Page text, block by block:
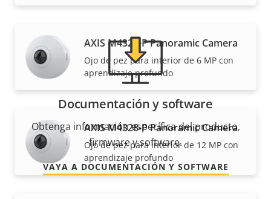
AXIS M4327-P Panoramic Camera
Ojo de pez para interior de 6 MP con
aprendizaje profundo
AXIS M4328-P Panoramic Camera
Ojo de pez para interior de 12 MP con
aprendizaje profundo
Documentación y software
Obtenga información específica del producto,
firmware y software.
VAYA A DOCUMENTACIÓN Y SOFTWARE